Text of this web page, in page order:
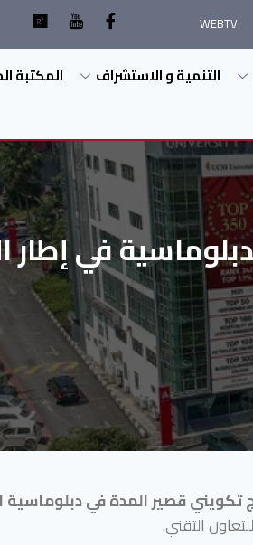
WEBTV
التنمية و الاستشراف
المكتبة
في إطار
تكويني قصير المدة في دبلوماسية
التقني.